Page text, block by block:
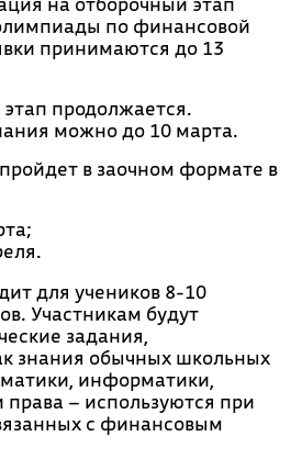
по финансовой
принимаются до 13
продолжается.
можно до 10 марта.
в заочном формате в
для учеников 8-10
Участникам будут
задания,
знания обычных школьных
информатики,
– используются при
с финансовым